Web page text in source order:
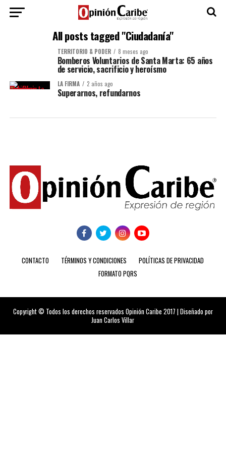
All posts tagged "Ciudadanía"
TERRITORIO & PODER 8 meses ago
Bomberos Voluntarios de Santa Marta: 65 años
de servicio, sacrificio y heroísmo
LA FIRMA 2 años ago
Superarnos, refundarnos
CONTACTO TÉRMINOS Y CONDICIONES
POLÍTICAS DE PRIVACIDAD
FORMATO PQRS
Copyright © Todos los derechos reservados Opinión Caribe 2017 | Diseñado por
Juan Carlos Villar